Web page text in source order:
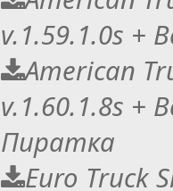
v.1.59.1.0s +
American
v.1.60.1.8s +
Пиратка
Euro Truck